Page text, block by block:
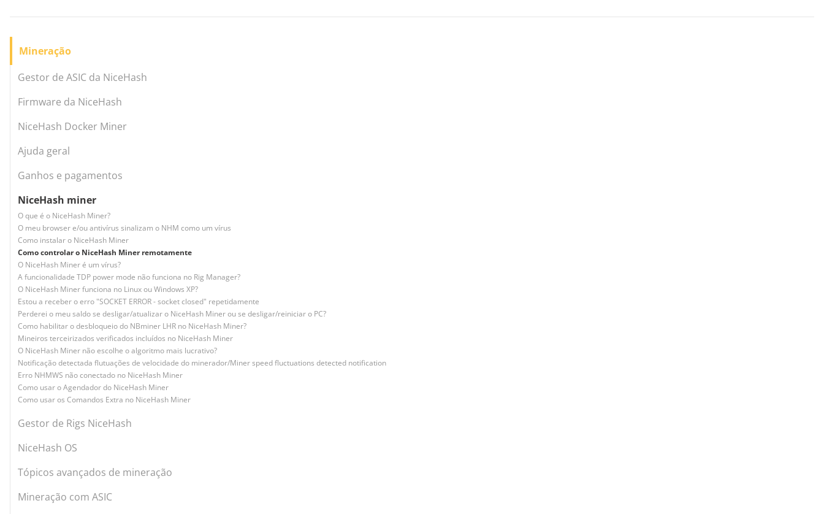
Mineração
Gestor de ASIC da NiceHash
Firmware da NiceHash
NiceHash Docker Miner
Ajuda geral
Ganhos e pagamentos
NiceHash miner
O que é o NiceHash Miner?
O meu browser e/ou antivírus sinalizam o NHM como um vírus
Como instalar o NiceHash Miner
Como controlar o NiceHash Miner remotamente
O NiceHash Miner é um vírus?
A funcionalidade TDP power mode não funciona no Rig Manager?
O NiceHash Miner funciona no Linux ou Windows XP?
Estou a receber o erro "SOCKET ERROR - socket closed" repetidamente
Perderei o meu saldo se desligar/atualizar o NiceHash Miner ou se desligar/reiniciar o PC?
Como habilitar o desbloqueio do NBminer LHR no NiceHash Miner?
Mineiros terceirizados verificados incluídos no NiceHash Miner
O NiceHash Miner não escolhe o algoritmo mais lucrativo?
Notificação detectada flutuações de velocidade do minerador/Miner speed fluctuations detected notification
Erro NHMWS não conectado no NiceHash Miner
Como usar o Agendador do NiceHash Miner
Como usar os Comandos Extra no NiceHash Miner
Gestor de Rigs NiceHash
NiceHash OS
Tópicos avançados de mineração
Mineração com ASIC